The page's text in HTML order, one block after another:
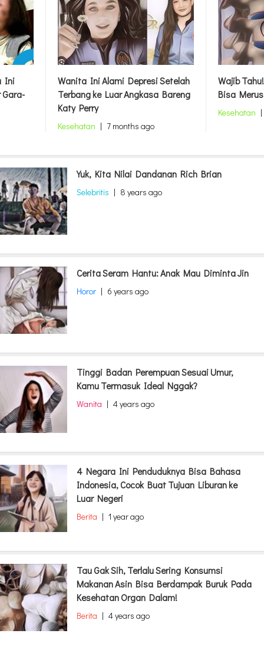
Ini
Gara-
Wanita Ini Alami Depresi Setelah
Terbang ke Luar Angkasa Bareng
Katy Perry
Kesehatan | 7 months ago
Wajib
Bisa
Kesehatan |
Yuk, Kita Nilai Dandanan Rich Brian
Selebritis | 8 years ago
Cerita Seram Hantu: Anak Mau Diminta Jin
Horor | 6 years ago
Tinggi Badan Perempuan Sesuai Umur,
Kamu Termasuk Ideal Nggak?
Wanita | 4 years ago
4 Negara Ini Penduduknya Bisa Bahasa
Indonesia, Cocok Buat Tujuan Liburan ke
Luar Negeri
Berita | 1 year ago
Tau Gak Sih, Terlalu Sering Konsumsi
Makanan Asin Bisa Berdampak Buruk Pada
Kesehatan Organ Dalam!
Berita | 4 years ago